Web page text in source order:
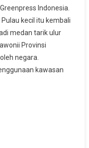
Indonesia.
Pulau kecil itu kembali
medan tarik ulur
Provinsi
negara.
kawasan